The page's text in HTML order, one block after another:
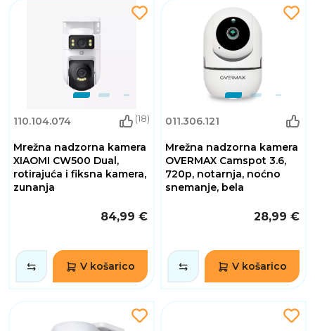
110.104.074 (18)
Mrežna nadzorna kamera
XIAOMI CW500 Dual,
rotirajuća i fiksna kamera,
zunanja
84,99 €
V košarico
011.306.121
Mrežna nadzorna kamera
OVERMAX Camspot 3.6,
720p, notarnja, noćno
snemanje, bela
28,99 €
V košarico